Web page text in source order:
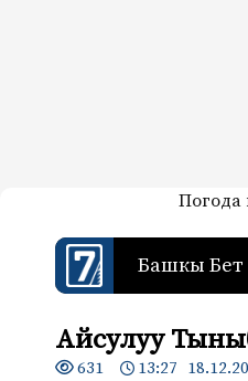
7-канал.
Жаңылыктар —Погода
Башкы Бет
Айсулуу
631 13:27